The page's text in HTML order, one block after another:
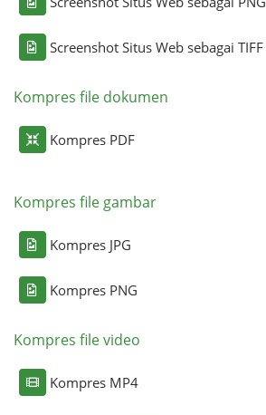
Screenshot Situs Web sebagai TIFF
Kompres file dokumen
Kompres PDF
Kompres file gambar
Kompres JPG
Kompres PNG
Kompres file video
Kompres MP4